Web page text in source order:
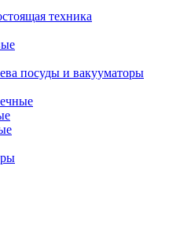
техника
посуды и вакууматоры